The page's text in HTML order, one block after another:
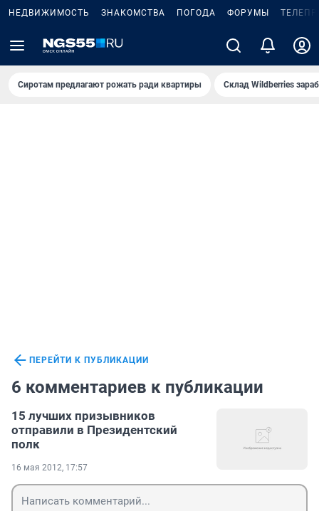
НЕДВИЖИМОСТЬ ЗНАКОМСТВА ПОГОДА ФОРУМЫ
Сиротам предлагают рожать ради квартиры Склад Wildberries
ПЕРЕЙТИ К ПУБЛИКАЦИИ
6 комментариев к публикации
15 лучших призывников
отправили в Президентский
полк
16 мая 2012, 17:57